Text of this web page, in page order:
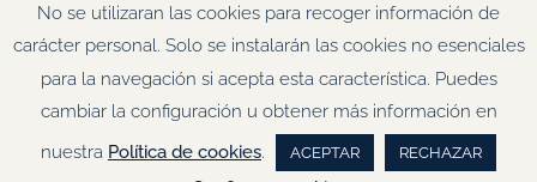
© Tu Mentora SL. Todos los derechos reservados.
Aviso Legal &
Política de Privacidad
Política de Cookies.
F
a
e
T
w
t
L
i
n
k
e
I
n
s
t
a
No se utilizaran las cookies para recoger información de
carácter personal. Solo se instalarán las cookies no esenciales
para la navegación si acepta esta característica. Puedes
cambiar la configuración u obtener más información en
nuestra Política de cookies. ACEPTAR RECHAZAR